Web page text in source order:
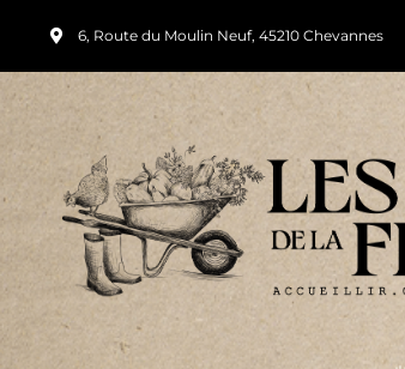
6, Route du Moulin Neuf, 45210 Chevannes